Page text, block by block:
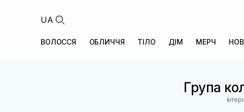
UA
ВОЛОССЯ ОБЛИЧЧЯ ТІЛО ДІМ МЕРЧ
Група